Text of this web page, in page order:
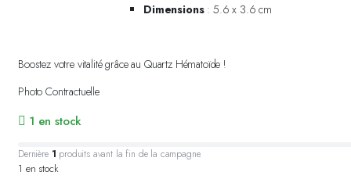
Dimensions: 5.6 x 3.6 cm
Boostez votre vitalité grâce au Quartz Hématoïde !
Photo Contractuelle
1 en stock
Dernière 1 produits avant la fin de la campagne.
1 en stock